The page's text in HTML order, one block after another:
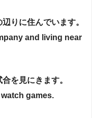
りに住んでいます。
and living near
を見にきます。
games.